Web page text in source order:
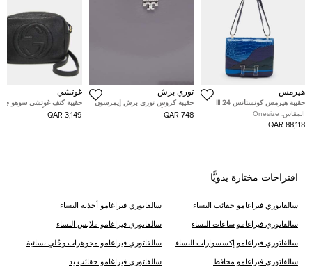
هيرمس
حقيبة هيرمس كونستانس III 24
سيلفستر جلد إبسوم موف
إكسسوار ذهبي وردي
المقاس: Onesize
88,118 QAR
توري برش
حقيبة كروس توري برش إيمرسون
جلد سفينو أسود قابلة للتحويل
748 QAR
غوتشي
حقيبة كتف غوتشي سوهو جلد
العجل محبب أسود صغيرة
3,149 QAR
اقتراحات مختارة يدويًّا
سالفاتوري فيراغامو حقائب النساء سالفاتوري فيراغامو أحذية النساء
سالفاتوري فيراغامو ساعات النساء سالفاتوري فيراغامو ملابس النساء
سالفاتوري فيراغامو إكسسوارات النساء سالفاتوري فيراغامو مجوهرات وحُلي نسائية
سالفاتوري فيراغامو محافظ سالفاتوري فيراغامو حقائب يد